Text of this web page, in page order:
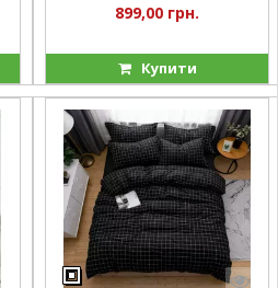
899,00 грн.
Купити